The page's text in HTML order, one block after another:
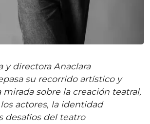
y directora Anaclara
su recorrido artístico y
sobre la creación teatral,
actores, la identidad
desafíos del teatro